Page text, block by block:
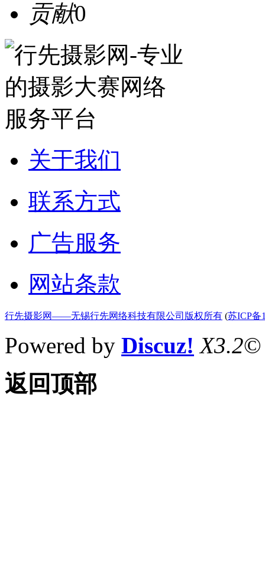
贡献0
关于我们
联系方式
广告服务
网站条款
行先摄影网——无锡行先网络科技有限公司版权所有 (苏ICP备
Powered by Discuz! X3.2©
返回顶部